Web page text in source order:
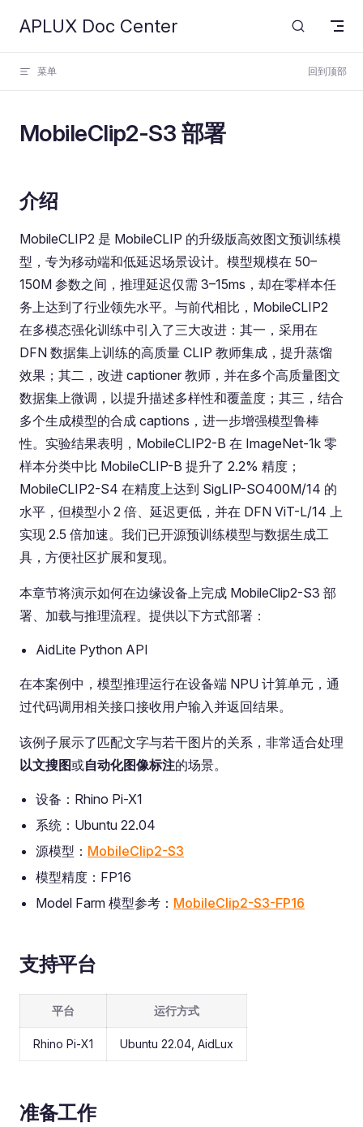
Skip to content
APLUX Doc Center
菜单 回到顶部
MobileClip2-S3 部署
介绍
MobileCLIP2 是 MobileCLIP 的升级版高效图文预训练模
型，专为移动端和低延迟场景设计。模型规模在 50–
150M 参数之间，推理延迟仅需 3–15ms，却在零样本任
务上达到了行业领先水平。与前代相比，MobileCLIP2
在多模态强化训练中引入了三大改进：其一，采用在
DFN 数据集上训练的高质量 CLIP 教师集成，提升蒸馏
效果；其二，改进 captioner 教师，并在多个高质量图文
数据集上微调，以提升描述多样性和覆盖度；其三，结合
多个生成模型的合成 captions，进一步增强模型鲁棒
性。实验结果表明，MobileCLIP2-B 在 ImageNet-1k 零
样本分类中比 MobileCLIP-B 提升了 2.2% 精度；
MobileCLIP2-S4 在精度上达到 SigLIP-SO400M/14 的
水平，但模型小 2 倍、延迟更低，并在 DFN ViT-L/14 上
实现 2.5 倍加速。我们已开源预训练模型与数据生成工
具，方便社区扩展和复现。
本章节将演示如何在边缘设备上完成 MobileClip2-S3 部
署、加载与推理流程。提供以下方式部署：
AidLite Python API
在本案例中，模型推理运行在设备端 NPU 计算单元，通
过代码调用相关接口接收用户输入并返回结果。
该例子展示了匹配文字与若干图片的关系，非常适合处理
以文搜图或自动化图像标注的场景。
设备：Rhino Pi-X1
系统：Ubuntu 22.04
源模型： MobileClip2-S3
模型精度：FP16
Model Farm 模型参考： MobileClip2-S3-FP16
支持平台
平台 运行方式
Rhino Pi-X1 Ubuntu 22.04, AidLux
准备工作